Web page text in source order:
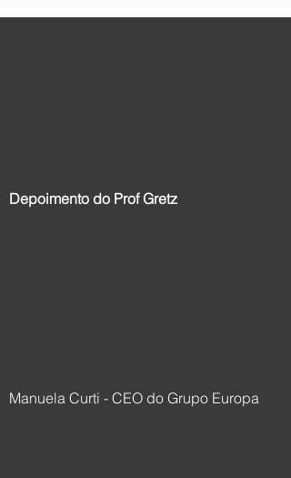
Depoimento do Prof Gretz
Manuela Curti - CEO do Grupo Europa